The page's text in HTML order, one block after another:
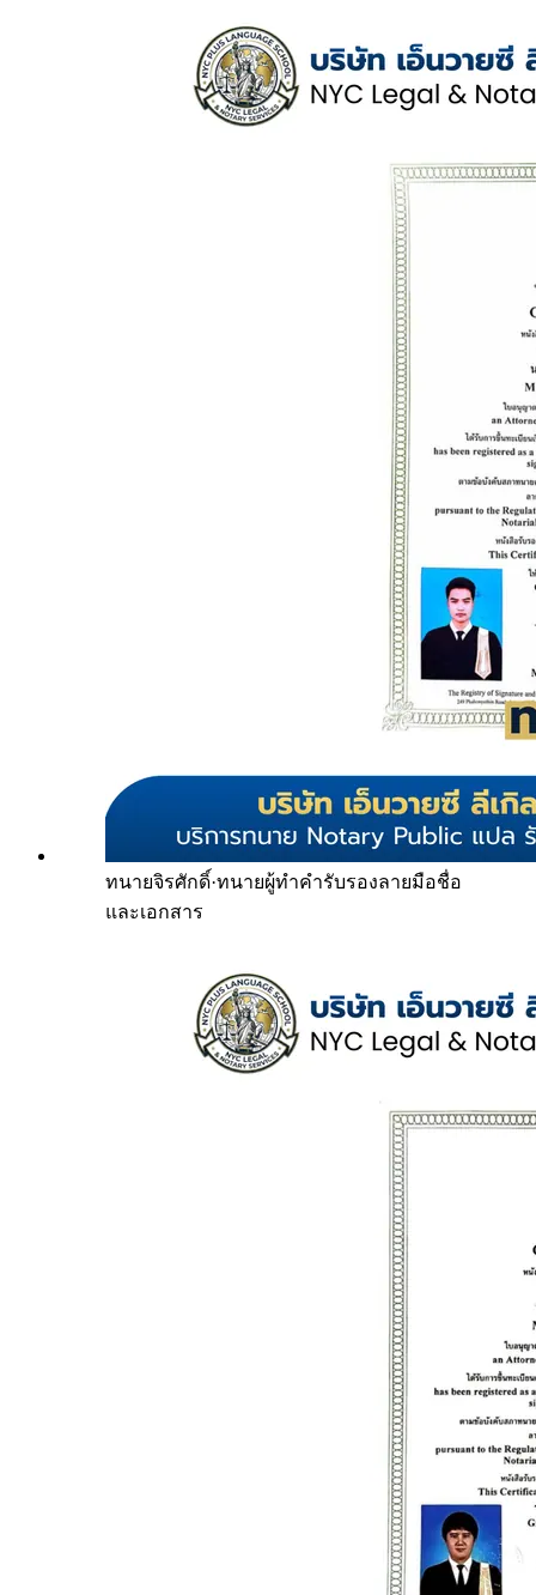
ทนายจิรศักดิ์·ทนายผู้ทำคำรับรองลายมือชื่อ
และเอกสาร